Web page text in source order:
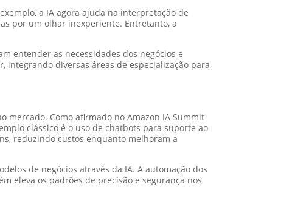
a IA agora ajuda na interpretação de
por um olhar inexperiente. Entretanto, a
entender as necessidades dos negócios e
integrando diversas áreas de especialização para
mercado. Como afirmado no Amazon IA Summit
clássico é o uso de chatbots para suporte ao
reduzindo custos enquanto melhoram a
de negócios através da IA. A automação dos
eleva os padrões de precisão e segurança nos